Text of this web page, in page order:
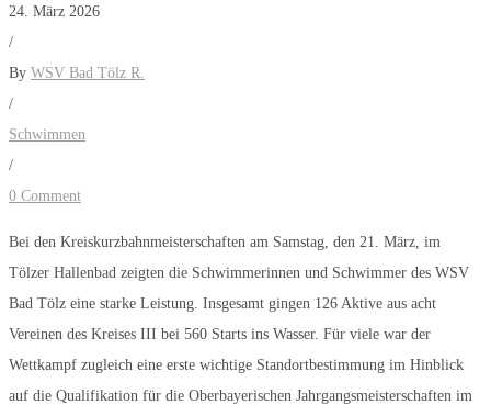
24. März 2026
/
By WSV Bad Tölz R.
/
Schwimmen
/
0 Comment
Bei den Kreiskurzbahnmeisterschaften am Samstag, den 21. März, im
Tölzer Hallenbad zeigten die Schwimmerinnen und Schwimmer des WSV
Bad Tölz eine starke Leistung. Insgesamt gingen 126 Aktive aus acht
Vereinen des Kreises III bei 560 Starts ins Wasser. Für viele war der
Wettkampf zugleich eine erste wichtige Standortbestimmung im Hinblick
auf die Qualifikation für die Oberbayerischen Jahrgangsmeisterschaften im